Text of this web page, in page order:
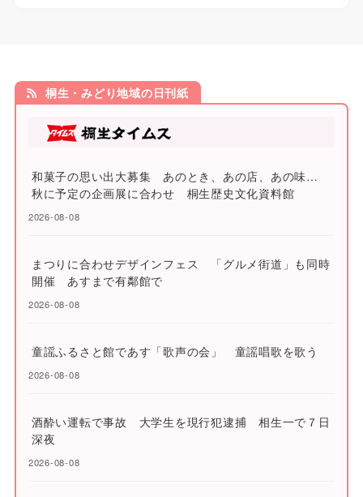
桐生・みどり地域の日刊紙
和菓子の思い出大募集 あのとき、あの店、あの味…
秋に予定の企画展に合わせ 桐生歴史文化資料館
2026-08-08
まつりに合わせデザインフェス 「グルメ街道」も同時
開催 あすまで有鄰館で
2026-08-08
童謡ふるさと館であす「歌声の会」 童謡唱歌を歌う
2026-08-08
酒酔い運転で事故 大学生を現行犯逮捕 相生一で７日
深夜
2026-08-08